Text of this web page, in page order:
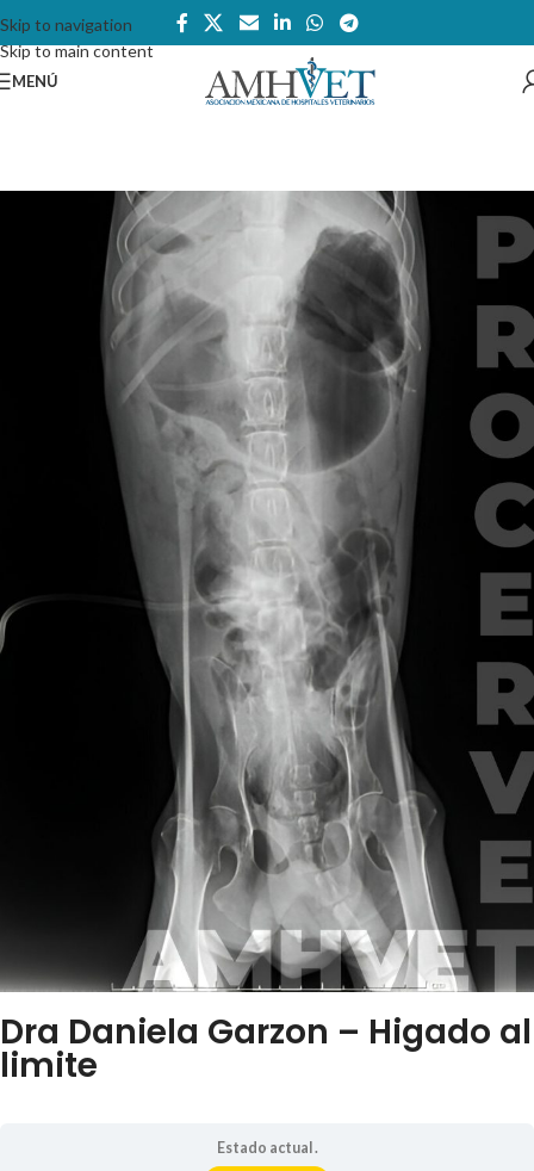
Skip to navigation
Skip to main content
MENÚ
Dra Daniela Garzon – Higado al
limite
Estado actual .